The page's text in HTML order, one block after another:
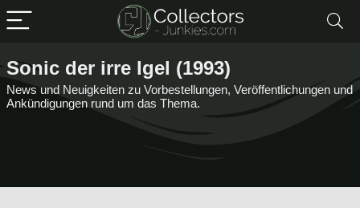
Sonic der irre Igel (1993)
News und Neuigkeiten zu Vorbestellungen, Veröffentlichungen und
Ankündigungen rund um das Thema.